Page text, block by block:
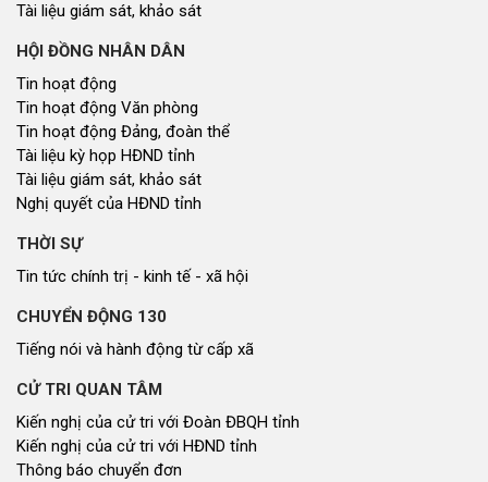
Tài liệu giám sát, khảo sát
HỘI ĐỒNG NHÂN DÂN
Tin hoạt động
Tin hoạt động Văn phòng
Tin hoạt động Đảng, đoàn thể
Tài liệu kỳ họp HĐND tỉnh
Tài liệu giám sát, khảo sát
Nghị quyết của HĐND tỉnh
THỜI SỰ
Tin tức chính trị - kinh tế - xã hội
CHUYỂN ĐỘNG 130
Tiếng nói và hành động từ cấp xã
CỬ TRI QUAN TÂM
Kiến nghị của cử tri với Đoàn ĐBQH tỉnh
Kiến nghị của cử tri với HĐND tỉnh
Thông báo chuyển đơn